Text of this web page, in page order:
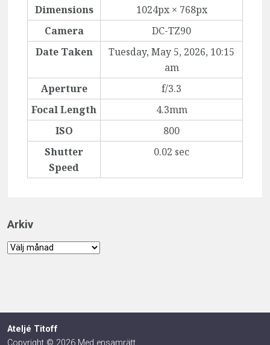
Dimensions
1024px × 768px
Camera
DC-TZ90
Date Taken
Tuesday, May 5, 2026, 10:15
am
Aperture
f/3.3
Focal Length
4.3mm
ISO
800
Shutter
Speed
0.02 sec
Arkiv
Arkiv
Ateljé Titoff